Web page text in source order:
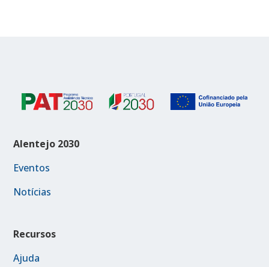
Alentejo 2030
Eventos
Notícias
Recursos
Ajuda